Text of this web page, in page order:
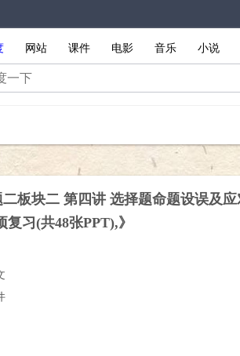
网站 课件 电影 音乐 小说
二板块二 第四讲 选择题命题设误及
复习(共48张PPT),》